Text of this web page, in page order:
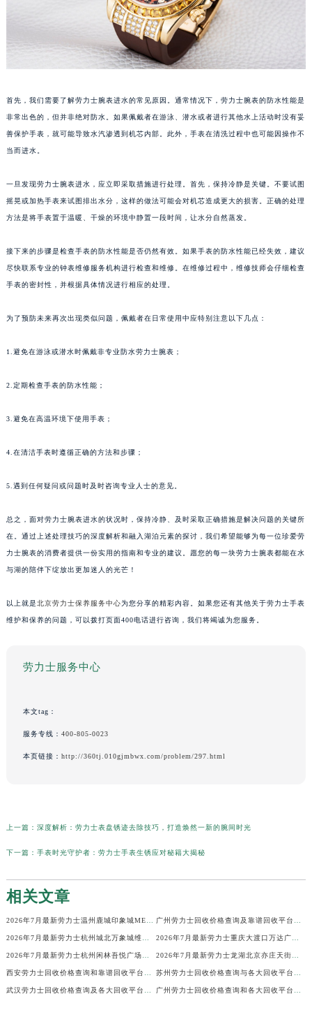
首先，我们需要了解劳力士腕表进水的常见原因。通常情况下，劳力士腕表的防水性能是
非常出色的，但并非绝对防水。如果佩戴者在游泳、潜水或者进行其他水上活动时没有妥
善保护手表，就可能导致水汽渗透到机芯内部。此外，手表在清洗过程中也可能因操作不
当而进水。
一旦发现劳力士腕表进水，应立即采取措施进行处理。首先，保持冷静是关键。不要试图
摇晃或加热手表来试图排出水分，这样的做法可能会对机芯造成更大的损害。正确的处理
方法是将手表置于温暖、干燥的环境中静置一段时间，让水分自然蒸发。
接下来的步骤是检查手表的防水性能是否仍然有效。如果手表的防水性能已经失效，建议
尽快联系专业的钟表维修服务机构进行检查和维修。在维修过程中，维修技师会仔细检查
手表的密封性，并根据具体情况进行相应的处理。
为了预防未来再次出现类似问题，佩戴者在日常使用中应特别注意以下几点：
1.避免在游泳或潜水时佩戴非专业防水劳力士腕表；
2.定期检查手表的防水性能；
3.避免在高温环境下使用手表；
4.在清洁手表时遵循正确的方法和步骤；
5.遇到任何疑问或问题时及时咨询专业人士的意见。
总之，面对劳力士腕表进水的状况时，保持冷静、及时采取正确措施是解决问题的关键所
在。通过上述处理技巧的深度解析和融入湖泊元素的探讨，我们希望能够为每一位珍爱劳
力士腕表的消费者提供一份实用的指南和专业的建议。愿您的每一块劳力士腕表都能在水
与湖的陪伴下绽放出更加迷人的光芒！
以上就是北京劳力士保养服务中心为您分享的精彩内容。如果您还有其他关于劳力士手表
维护和保养的问题，可以拨打页面400电话进行咨询，我们将竭诚为您服务。
劳力士服务中心
本文tag：
服务专线： 400-805-0023
本页链接： http://360tj.010gjmbwx.com/problem/297.html
上一篇： 深度解析：劳力士表盘锈迹去除技巧，打造焕然一新的腕间时光
下一篇： 手表时光守护者：劳力士手表生锈应对秘籍大揭秘
相关文章